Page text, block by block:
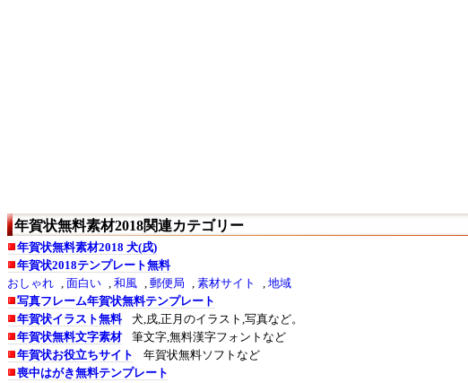
年賀状無料素材2018関連カテゴリー
年賀状無料素材2018 犬(戌)
年賀状2018テンプレート無料
おしゃれ
面白い 和風 郵便局 素材サイト
地域
写真フレーム年賀状無料テンプレート
年賀状イラスト無料
犬,戌,正月のイラスト,写真など。
年賀状無料文字素材
筆文字,無料漢字フォントなど
年賀状お役立ちサイト
年賀状無料ソフトなど
喪中はがき無料テンプレート